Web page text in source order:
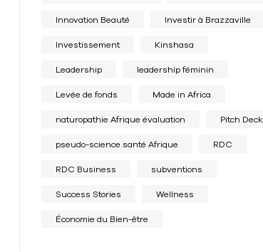
Innovation Beauté Investir à Brazzaville
Investissement Kinshasa
Leadership leadership féminin
Levée de fonds Made in Africa
naturopathie Afrique évaluation Pitch Deck
pseudo-science santé Afrique RDC
RDC Business subventions
Success Stories Wellness
Économie du Bien-être